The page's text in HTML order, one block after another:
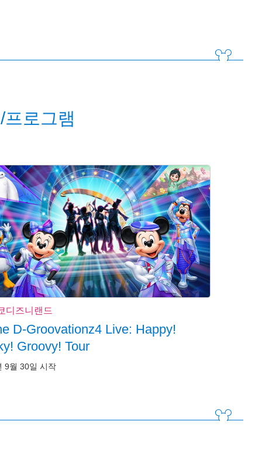
로그램
디즈니랜드
D-Groovationz4 Live: Happy!
Groovy! Tour
9월 30일 시작